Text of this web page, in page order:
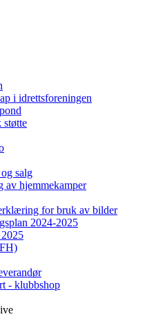
i idrettsforeningen
salg
av hjemmekamper
for bruk av bilder
2024-2025
- klubbshop